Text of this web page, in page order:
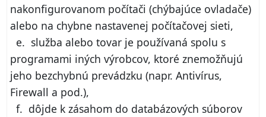
nakonfigurovanom počítači (chýbajúce ovladače)
alebo na chybne nastavenej počítačovej sieti,
e. služba alebo tovar je používaná spolu s
programami iných výrobcov, ktoré znemožňujú
jeho bezchybnú prevádzku (napr. Antivírus,
Firewall a pod.),
f. dôjde k zásahom do databázových súborov